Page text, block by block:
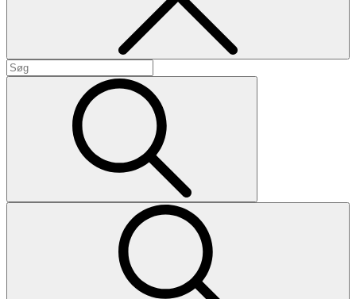
Search
for: